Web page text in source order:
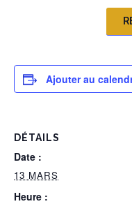
Ajouter au
DÉTAILS
Date :
13 MARS
Heure :